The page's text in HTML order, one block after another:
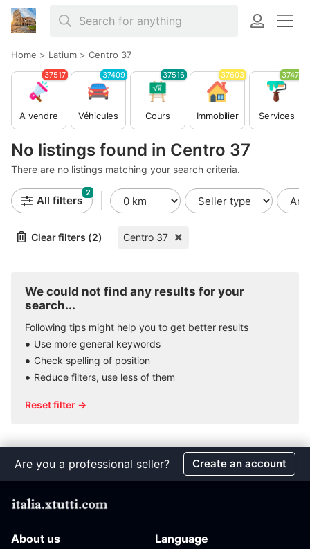
Home > Latium > Centro 37
No listings found in Centro 37
There are no listings matching your search criteria.
A vendre
37517
Véhicules
37409
Cours
37516
Immobilier
37603
Services
37479
All filters
2
Clear filters (2) Centro 37
We could not find any results for your
search...
Following tips might help you to get better results
Use more general keywords
Check spelling of position
Reduce filters, use less of them
Reset filter →
Are you a professional seller? Create an account
About us Language